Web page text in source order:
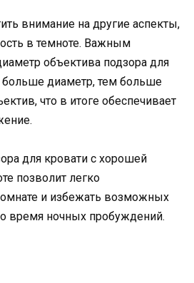
внимание на другие аспекты,
в темноте. Важным
объектива подзора для
больше диаметр, тем больше
что в итоге обеспечивает
для кровати с хорошей
позволит легко
и избежать возможных
время ночных пробуждений.